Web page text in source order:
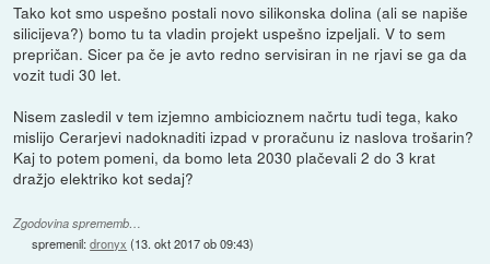
Tako kot smo uspešno postali novo silikonska dolina (ali se napiše
silicijeva?) bomo tu ta vladin projekt uspešno izpeljali. V to sem
prepričan. Sicer pa če je avto redno servisiran in ne rjavi se ga da
vozit tudi 30 let.
Nisem zasledil v tem izjemno ambicioznem načrtu tudi tega, kako
mislijo Cerarjevi nadoknaditi izpad v proračunu iz naslova trošarin?
Kaj to potem pomeni, da bomo leta 2030 plačevali 2 do 3 krat
dražjo elektriko kot sedaj?
Zgodovina sprememb…
spremenil:dronyx (13. okt 2017 ob 09:43)